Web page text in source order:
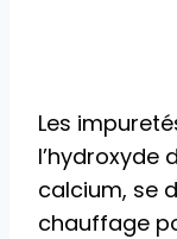
Les
l’hydroxyde
calcium, se
chauffage